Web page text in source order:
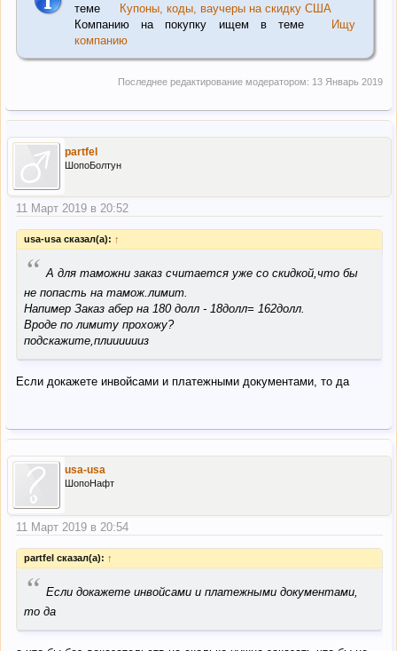
теме
Купоны, коды, ваучеры на скидку США
Компанию на покупку ищем в теме
Ищу
компанию
Последнее редактирование модератором: 13 Январь 2019
partfel
ШопоБолтун
11 Март 2019 в 20:52
usa-usa сказал(а): ↑
“ А для таможни заказ считается уже со скидкой,что бы
не попасть на тамож.лимит.
Напимер Заказ абер на 180 долл - 18долл= 162долл.
Вроде по лимиту прохожу?
подскажите,плииииииз
Если докажете инвойсами и платежными документами, то да
usa-usa
ШопоНафт
11 Март 2019 в 20:54
partfel сказал(а): ↑
“ Если докажете инвойсами и платежными документами,
то да